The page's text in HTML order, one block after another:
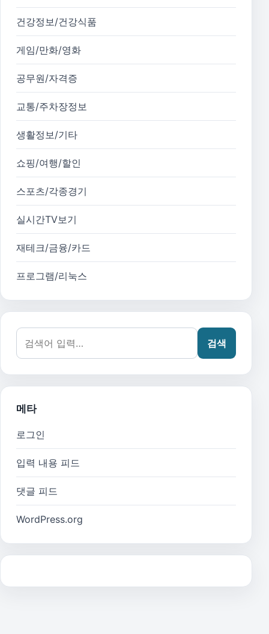
건강정보/건강식품
게임/만화/영화
공무원/자격증
교통/주차장정보
생활정보/기타
쇼핑/여행/할인
스포츠/각종경기
실시간TV보기
재테크/금융/카드
프로그램/리눅스
검색어:
검색
메타
로그인
입력 내용 피드
댓글 피드
WordPress.org